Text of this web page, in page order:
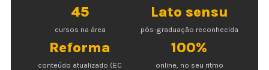
45
cursos na área
Lato sensu
pós-graduação reconhecida
Reforma
conteúdo atualizado (EC
100%
online, no seu ritmo